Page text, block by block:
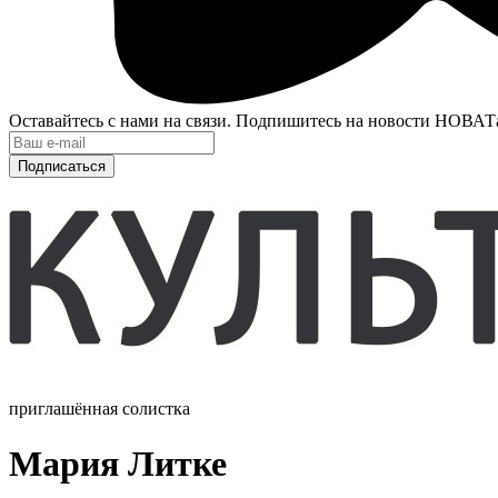
Оставайтесь с нами на связи. Подпишитесь на новости
Подписаться
приглашённая солистка
Мария Литке